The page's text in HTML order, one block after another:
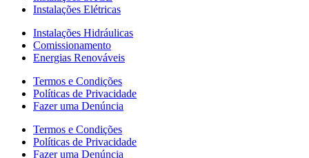
Instalações Elétricas
Instalações Hidráulicas
Comissionamento
Energias Renováveis
Termos e Condições
Políticas de Privacidade
Fazer uma Denúncia
Termos e Condições
Políticas de Privacidade
Fazer uma Denúncia